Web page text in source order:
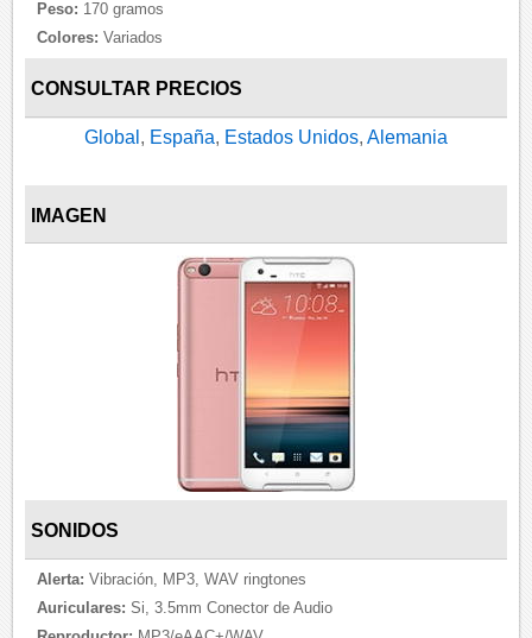
Peso: 170 gramos
Colores: Variados
CONSULTAR PRECIOS
Global , España, Estados Unidos, Alemania
IMAGEN
SONIDOS
Alerta: Vibración, MP3, WAV ringtones
Auriculares: Si, 3.5mm Conector de Audio